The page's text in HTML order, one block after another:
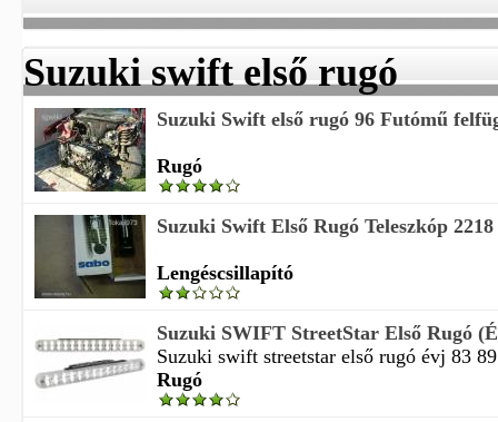
Suzuki swift első rugó
Suzuki Swift első rugó 96 Futómű
Rugó
Suzuki Swift Első Rugó Teleszkóp
Lengéscsillapító
Suzuki SWIFT StreetStar Első Rugó
Suzuki swift streetstar első rugó évj 83
Rugó